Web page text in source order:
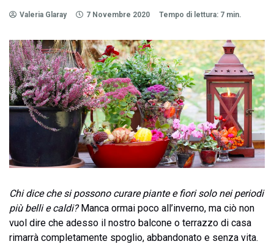
Valeria Glaray 7 Novembre 2020 Tempo di lettura: 7 min.
Chi dice che si possono curare piante e fiori solo nei periodi
più belli e caldi?Manca ormai poco all’inverno, ma ciò non
vuol dire che adesso il nostro balcone o terrazzo di casa
rimarrà completamente spoglio, abbandonato e senza vita.